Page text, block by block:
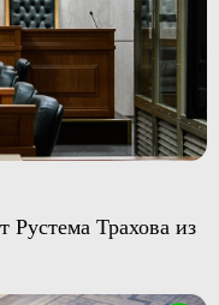
Рустема Трахова из